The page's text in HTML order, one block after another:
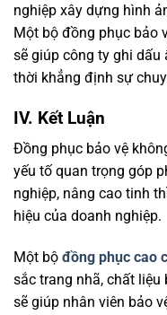
nghiệp xây dựng hình
Một bộ đồng phục bảo
sẽ giúp công ty ghi dấu
thời khẳng định sự
IV. Kết Luận
Đồng phục bảo vệ
yếu tố quan trọng góp
nghiệp, nâng cao tinh
hiệu của doanh nghiệp.
Một bộ đồng phục cao
sắc trang nhã, chất
sẽ giúp nhân viên bảo